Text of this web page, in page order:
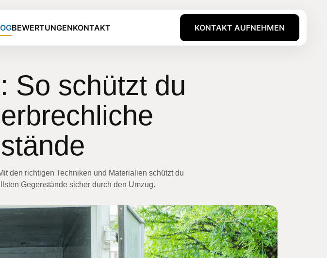
BEWERTUNGENKONTAKT KONTAKT AUFNEHMEN
So schützt du
den richtigen Techniken und Materialien schützt du
Gegenstände sicher durch den Umzug.